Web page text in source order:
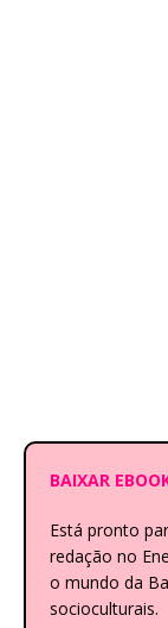
BAIXAR
Está pronto
redação no
o mundo da
socioculturais.